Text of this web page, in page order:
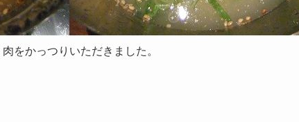
をかっつりいただきました。